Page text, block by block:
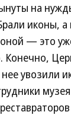
на
иконы,
— это
Конечно,
нее увозили